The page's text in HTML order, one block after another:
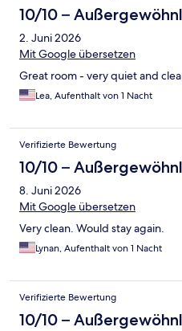
10/10 –
2. Juni 2026
Mit Google übersetzen
Great room - very quiet and
Lea, Aufenthalt von 1 Nacht
Verifizierte Bewertung
10/10 –
8. Juni 2026
Mit Google übersetzen
Very clean. Would stay again.
Lynan, Aufenthalt von 1 Nacht
Verifizierte Bewertung
10/10 –